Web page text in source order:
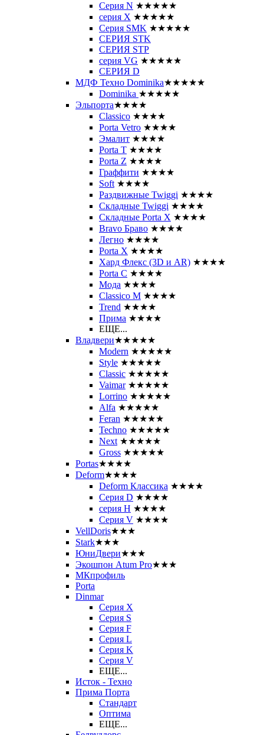
Серия N ★★★★★
серия X ★★★★★
Серия SMK ★★★★★
СЕРИЯ STK
СЕРИЯ STP
серия VG ★★★★★
СЕРИЯ D
МДФ Техно Dominika★★★★★
Dominika ★★★★★
Эльпорта★★★★
Classico ★★★★
Porta Vetro ★★★★
Эмалит ★★★★
Porta T ★★★★
Porta Z ★★★★
Граффити ★★★★
Soft ★★★★
Раздвижные Twiggi ★★★★
Складные Twiggi ★★★★
Складные Porta X ★★★★
Bravo Браво ★★★★
Легно ★★★★
Porta X ★★★★
Хард Флекс (3D и AR) ★★★★
Porta C ★★★★
Мода ★★★★
Classico M ★★★★
Trend ★★★★
Прима ★★★★
ЕЩЕ...
Владвери★★★★★
Modern ★★★★★
Style ★★★★★
Classic ★★★★★
Vaimar ★★★★★
Lorrino ★★★★★
Alfa ★★★★★
Feran ★★★★★
Techno ★★★★★
Next ★★★★★
Gross ★★★★★
Portas★★★★
Deform★★★★
Deform Классика ★★★★
Серия D ★★★★
серия H ★★★★
Серия V ★★★★
VellDoris★★★
Stark★★★
ЮниДвери★★★
Экошпон Atum Pro★★★
МКпрофиль
Porta
Dinmar
Серия X
Серия S
Серия F
Серия L
Серия K
Серия V
ЕЩЕ...
Исток - Техно
Прима Порта
Стандарт
Оптима
ЕЩЕ...